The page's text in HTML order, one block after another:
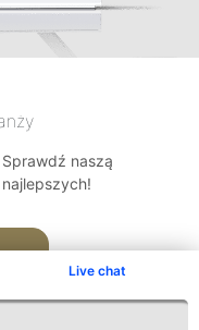
Live chat
naszą